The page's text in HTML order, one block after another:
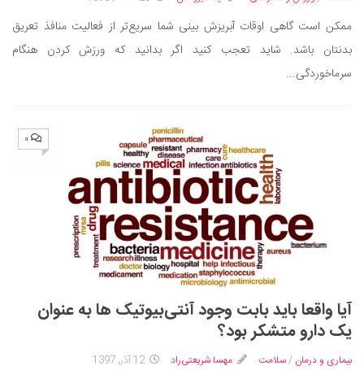
دانستنی‌ها
بازی
طنز
ممکن است گاهی اوقات آبریزش بینی شما سریع‌تر از فعالیت منافذ تعریق
بدنتان باشد. شاید تعجب کنید اگر بدانید که ورزش کردن هنگام
سرماخوردگی...
۰
آیا واقعا باید بابت وجود آنتی‌بیوتیک ها به عنوان
یک دارو متشکر بود؟
بیماری و درمان /سلامت مهسا شریعتی‌راد 12 آذر, 1397